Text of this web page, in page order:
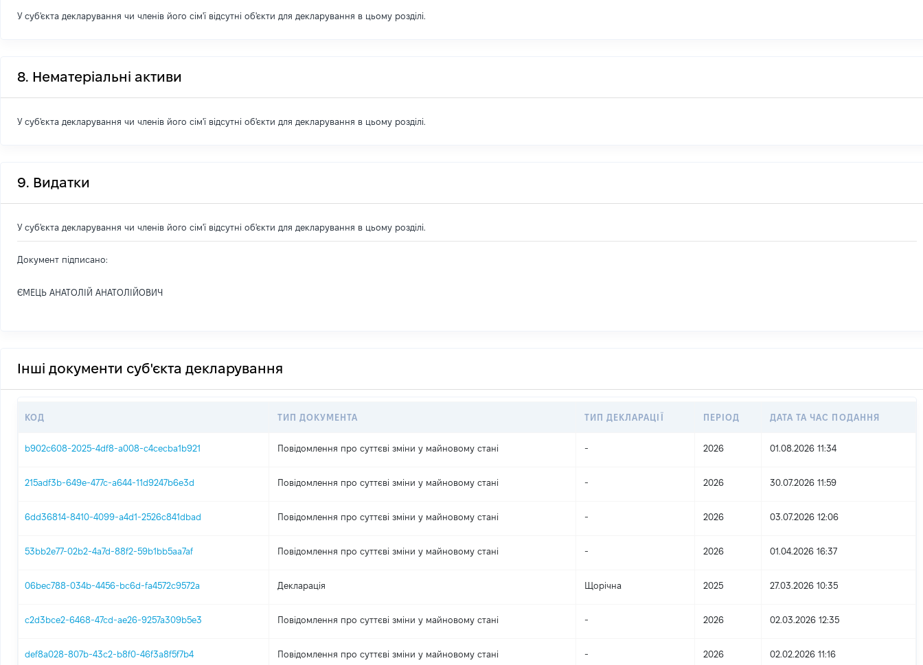
У суб'єкта декларування чи членів його сім'ї відсутні об'єкти для декларування в цьому розділі.
8. Нематеріальні активи
У суб'єкта декларування чи членів його сім'ї відсутні об'єкти для декларування в цьому розділі.
9. Видатки
У суб'єкта декларування чи членів його сім'ї відсутні об'єкти для декларування в цьому розділі.
Документ підписано:
ЄМЕЦЬ АНАТОЛІЙ АНАТОЛІЙОВИЧ
Інші документи суб'єкта декларування
КОД ТИП ДОКУМЕНТА ТИП ДЕКЛАРАЦІЇ ПЕРІОД ДАТА ТА ЧАС ПОДАННЯ
b902c608-2025-4df8-a008-c4cecba1b921 Повідомлення про суттєві зміни y майновому стані - 2026 01.08.2026 11:34
215adf3b-649e-477c-a644-11d9247b6e3d Повідомлення про суттєві зміни y майновому стані - 2026 30.07.2026 11:59
6dd36814-8410-4099-a4d1-2526c841dbad Повідомлення про суттєві зміни y майновому стані - 2026 03.07.2026 12:06
53bb2e77-02b2-4a7d-88f2-59b1bb5aa7af Повідомлення про суттєві зміни y майновому стані - 2026 01.04.2026 16:37
06bec788-034b-4456-bc6d-fa4572c9572a Декларація Щорічна 2025 27.03.2026 10:35
c2d3bce2-6468-47cd-ae26-9257a309b5e3 Повідомлення про суттєві зміни y майновому стані - 2026 02.03.2026 12:35
def8a028-807b-43c2-b8f0-46f3a8f5f7b4 Повідомлення про суттєві зміни y майновому стані - 2026 02.02.2026 11:16